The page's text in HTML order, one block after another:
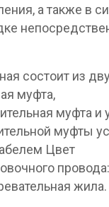
а также в
состоит из
муфта,
муфта и
муфты
Цвет
жила.